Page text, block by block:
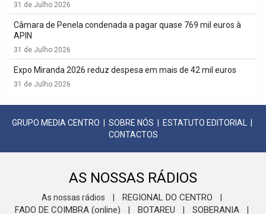
31 de Julho 2026
Câmara de Penela condenada a pagar quase 769 mil euros à
APIN
31 de Julho 2026
Expo Miranda 2026 reduz despesa em mais de 42 mil euros
31 de Julho 2026
GRUPO MEDIA CENTRO SOBRE NÓS ESTATUTO EDITORIAL
CONTACTOS
AS NOSSAS RÁDIOS
As nossas rádios REGIONAL DO CENTRO
FADO DE COIMBRA (online) BOTAREU SOBERANIA